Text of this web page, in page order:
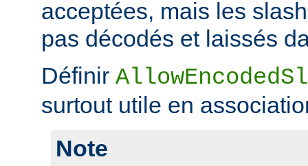
acceptées, mais les
pas décodés et laissés
Définir
surtout utile en
Note